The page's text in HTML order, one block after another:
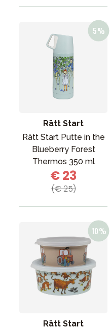
Rätt Start
Rätt Start Putte in the
Blueberry Forest
Thermos 350 ml
€ 23
(€ 25)
Rätt Start